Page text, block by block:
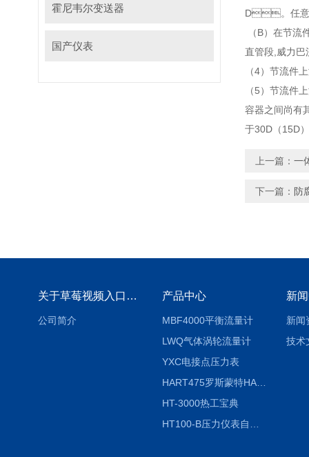
霍尼韦尔变送器
国产仪表
D。任意
（B）在节流
直管段,威力巴
（4）节流件
（5）节流件
容器之间尚有
于30D（15D）
上一篇： 一
下一篇： 防
关于草莓视频入口免费下载
公司简介
产品中心
MBF4000平衡流量计
LWQ气体涡轮流量计
YXC电接点压力表
HART475罗斯蒙特HART475手操器
HT-3000热工宝典
新
新闻
技术